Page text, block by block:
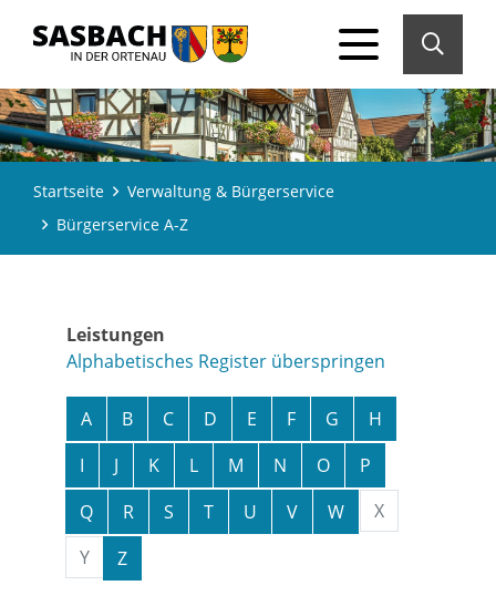
Startseite
Verwaltung & Bürgerservice
Bürgerservice A-Z
Leistungen
Alphabetisches Register überspringen
A B C D E F G
H
I
J K L M N O
P
Q
R S T U V W
X
Y
Z